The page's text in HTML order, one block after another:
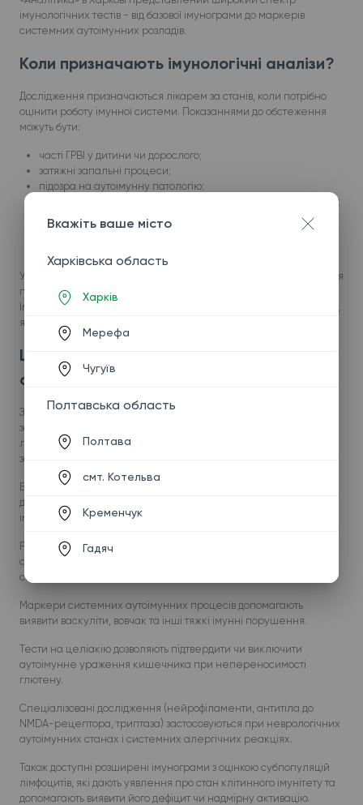
імунологічних тестів - від базової імунограми до маркерів
системних аутоімунних розладів.
Коли призначають імунологічні аналізи?
Дослідження призначаються лікарем за станів, коли потрібно
оцінити роботу імунної системи. Показаннями до обстеження
можуть бути:
часті ГРВІ у дитини чи дорослого;
затяжні запальні процеси;
підозра на аутоімунну патологію;
порушення з боку серця, суглобів, шкіри, нервової системи;
підготовка до тривалої терапії або оцінка її ефективності;
У низці випадків обстеження рекомендоване й людям, чиє життя
пов’язане з підвищеними навантаженнями чи стресом.
Імунологічні тести також дозволяють виявляти запальні процеси,
які можуть підвищувати серцево-судинний ризик.
Що показує дослідження імунної
системи?
За допомогою імунологічних аналізів можна оцінити стан
захисних механізмів організму та виявити порушення, що
лежать в основі частих інфекцій, алергії, аутоімунних
захворювань і системного запалення.
Базові показники відображають рівень імунної активності та
дозволяють виявити запалення, алергічні реакції чи
імунодефіцит.
Ревматоїдна панель використовується для діагностики
аутоімунного ураження суглобів і системних захворювань
сполучної тканини.
Маркери системних аутоімунних процесів допомагають
виявити васкуліти, вовчак та інші тяжкі імунні порушення.
Тести на целіакію дозволяють підтвердити чи виключити
аутоімунне ураження кишечника при непереносимості
глютену.
Спеціалізовані дослідження (нейрофіламенти, антитіла до
NMDA-рецептора, триптаза) застосовуються при неврологічних
аутоімунних станах і системних алергічних реакціях.
Також доступні розширені імунограми з оцінкою субпопуляцій
лімфоцитів, які дають уявлення про стан клітинного імунітету та
допомагають виявити його дефіцит чи надмірну активацію.
Вкажіть ваше місто
Харківська область
Харків
Мерефа
Чугуїв
Полтавська область
Полтава
смт. Котельва
Кременчук
Гадяч